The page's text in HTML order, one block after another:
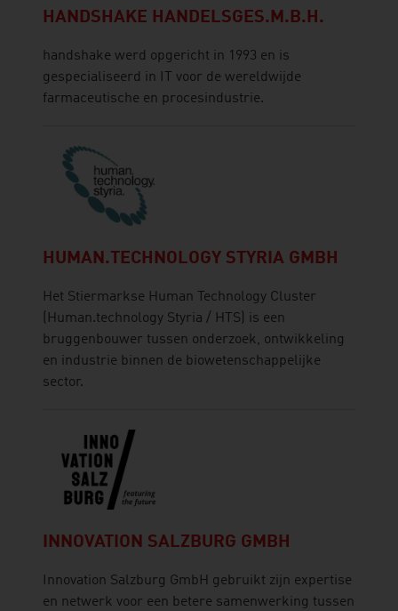
HANDSHAKE HANDELSGES.M.B.H.
handshake werd opgericht in 1993 en is
gespecialiseerd in IT voor de wereldwijde
farmaceutische en procesindustrie.
HUMAN.TECHNOLOGY STYRIA GMBH
Het Stiermarkse Human Technology Cluster
(Human.technology Styria / HTS) is een
bruggenbouwer tussen onderzoek, ontwikkeling
en industrie binnen de biowetenschappelijke
sector.
INNOVATION SALZBURG GMBH
Innovation Salzburg GmbH gebruikt zijn expertise
en netwerk voor een betere samenwerking tussen